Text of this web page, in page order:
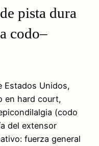
pista dura
codo–
Estados Unidos,
en hard court,
(codo
del extensor
fuerza general